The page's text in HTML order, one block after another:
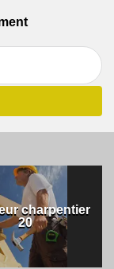
charpentier
20